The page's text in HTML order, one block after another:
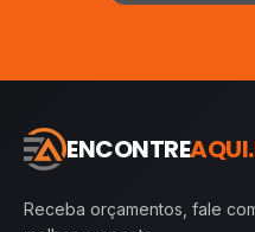
ENCONTRE
Receba orçamentos, fale